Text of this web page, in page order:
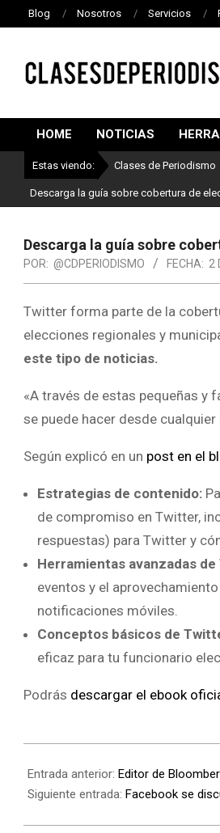
Blog Nosotros Servicios
DE
PERIODISMO
HOME NOTICIAS
Estas viendo: Clases de Periodismo
Descarga la guía sobre cobertura de
Descarga la guía sobre
POR: @CDPERIODISMO FECHA: 2
Twitter forma parte de la
elecciones regionales y
este tipo de noticias.
«A través de estas pequeñas y
se puede hacer desde
Según explicó en un post en el
Estrategias de contenido:
de compromiso en Twitter,
respuestas) para Twitter y
Herramientas avanzadas
eventos y el
notificaciones móviles.
Conceptos básicos de
eficaz para tu funcionario
Podrás descargar el ebook
Entrada anterior: Editor de
Siguiente entrada: Facebook se